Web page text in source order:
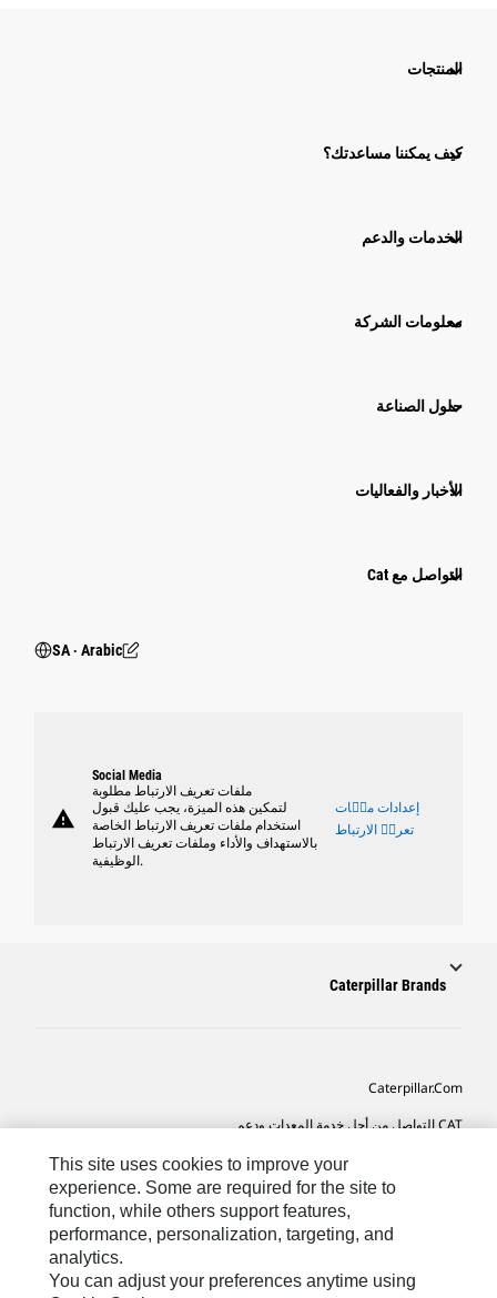
المنتجات
كيف يمكننا مساعدتك؟
الخدمات والدعم
معلومات الشركة
حلول الصناعة
الأخبار والفعاليات
التواصل مع Cat
SA ‧ Arabic
warning
Social Media
ملفات تعريف الارتباط مطلوبة
لتمكين هذه الميزة، يجب عليك قبول
استخدام ملفات تعريف الارتباط الخاصة
بالاستهداف والأداء وملفات تعريف الارتباط
الوظيفية.
إعدادات ملٝات
تعريٝ الارتباط
Caterpillar Brands
Caterpillar.com
CAT التواصل من أجل خدمة المعدات ودعم
تفضيلات التسويق الخاصة بي
خريطة الموقع
Cookie Settings
This site uses cookies to improve your
experience. Some are required for the site to
function, while others support features,
performance, personalization, targeting, and
analytics.
You can adjust your preferences anytime using